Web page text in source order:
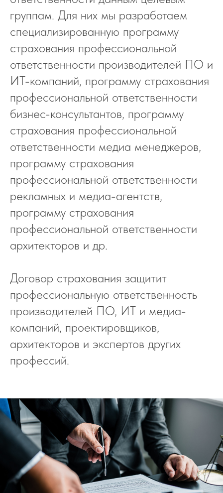
группам. Для них мы разработаем
специализированную программу
страхования профессиональной
ответственности производителей ПО и
ИТ-компаний, программу страхования
профессиональной ответственности
бизнес-консультантов, программу
страхования профессиональной
ответственности медиа менеджеров,
программу страхования
профессиональной ответственности
рекламных и медиа-агентств,
программу страхования
профессиональной ответственности
архитекторов и др.
Договор страхования защитит
профессиональную ответственность
производителей ПО, ИТ и медиа-
компаний, проектировщиков,
архитекторов и экспертов других
профессий.